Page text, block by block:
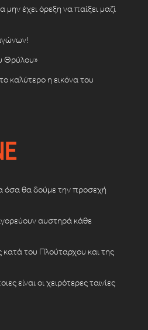
έχει όρεξη να παίξει μαζί
Θρύλου»
καλύτερο η εικόνα του
θα δούμε την προσεχή
αυστηρά κάθε
κατά του Πλούταρχου και της
είναι οι χειρότερες ταινίες